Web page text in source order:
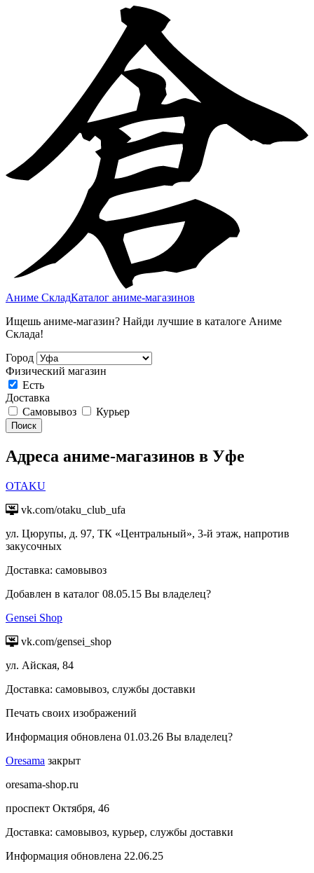
Аниме СкладКаталог аниме-магазинов
Ищешь аниме-магазин? Найди лучшие в каталоге Аниме
Склада!
Город
Физический магазин
Есть
Доставка
Самовывоз
Курьер
Поиск
Адреса аниме-магазинов в Уфе
OTAKU
vk.com/otaku_club_ufa
ул. Цюрупы, д. 97, ТК «Центральный», 3-й этаж, напротив
закусочных
Доставка: самовывоз
Добавлен в каталог 08.05.15 Вы владелец?
Gensei Shop
vk.com/gensei_shop
ул. Айская, 84
Доставка: самовывоз, службы доставки
Печать своих изображений
Информация обновлена 01.03.26 Вы владелец?
Oresama закрыт
oresama-shop.ru
проспект Октября, 46
Доставка: самовывоз, курьер, службы доставки
Информация обновлена 22.06.25